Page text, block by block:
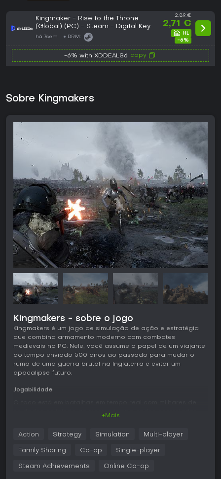
Kingmaker - Rise to the Throne
(Global) (PC) - Steam - Digital Key
há 7sem DRM:
2,89 €
2,71 €
-6%
-6% with XDDEALS6 copy
Sobre Kingmakers
Kingmakers - sobre o jogo
Kingmakers é um jogo de simulação de ação e estratégia
que combina armamento moderno com combates
medievais no PC. Nele, você assume o papel de um viajante
do tempo enviado 500 anos ao passado para mudar o
rumo de uma guerra brutal na Inglaterra e evitar um
apocalipse futuro.
Jogabilidade
realismo aos movimentos de combate e personagens. Você
usa armas modernas como fuzis de assalto, espingardas e
blindados e helicópteros de ataque, para dominar o
+Mais
Action Strategy Simulation Multi-player
Family Sharing Co-op Single-player
Steam Achievements Online Co-op